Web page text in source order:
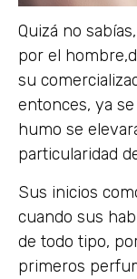
Quizá no
por el
su
entonces, ya
humo se
particularidad
Sus inicios
cuando sus
de todo tipo,
primeros